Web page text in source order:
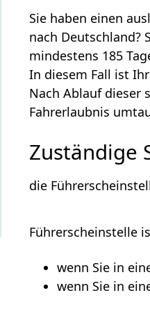
Sie haben einen
nach Deutschland?
mindestens 185
In diesem Fall ist
Nach Ablauf dieser
Fahrerlaubnis
Zuständige
die
Führerscheinstelle
wenn Sie in
wenn Sie in